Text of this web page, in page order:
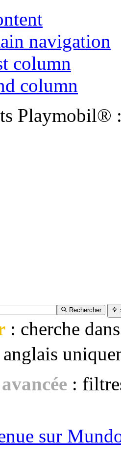
navigation
column
column
Playmobil®
Rechercher
: cherche
anglais
:
sur